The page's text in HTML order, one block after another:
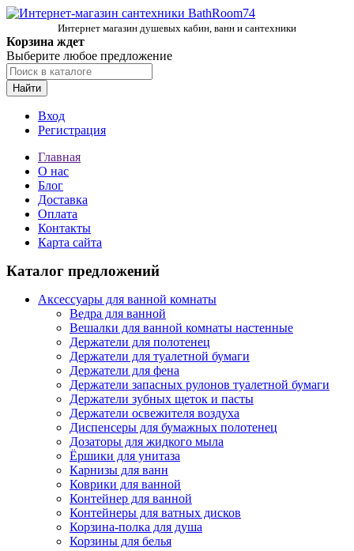
Интернет магазин душевых кабин, ванн и сантехники
Корзина ждет
Выберите любое предложение
Найти
Вход
Регистрация
Главная
О нас
Блог
Доставка
Оплата
Контакты
Карта сайта
Каталог предложений
Аксессуары для ванной комнаты
Ведра для ванной
Вешалки для ванной комнаты настенные
Держатели для полотенец
Держатели для туалетной бумаги
Держатели для фена
Держатели запасных рулонов туалетной бумаги
Держатели зубных щеток и пасты
Держатели освежителя воздуха
Диспенсеры для бумажных полотенец
Дозаторы для жидкого мыла
Ёршики для унитаза
Карнизы для ванн
Коврики для ванной
Контейнер для ванной
Контейнеры для ватных дисков
Корзина-полка для душа
Корзины для белья